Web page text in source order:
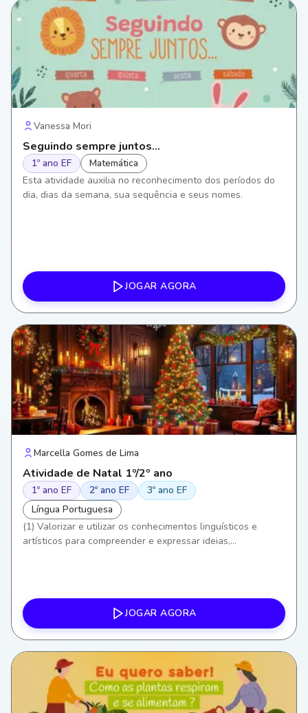
Vanessa Mori
Seguindo sempre juntos...
1º ano EF
Matemática
Esta atividade auxilia no reconhecimento dos períodos do
dia, dias da semana, sua sequência e seus nomes.
JOGAR AGORA
Marcella Gomes de Lima
Atividade de Natal 1º/2º ano
1º ano EF 2º ano EF
3º ano EF
Língua Portuguesa
(1) Valorizar e utilizar os conhecimentos linguísticos e
artísticos para compreender e expressar ideias,
(Natal como celebração cultural e religiosa). (8)
Desenvolver empatia, diálogo e cooperação em atividades
coletivas e musicais.
JOGAR AGORA